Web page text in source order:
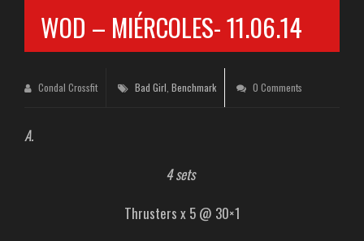
WOD – MIÉRCOLES- 11.06.14
Condal Crossfit Bad Girl Benchmark 0 Comments
A.
4 sets
Thrusters x 5 @ 30×1